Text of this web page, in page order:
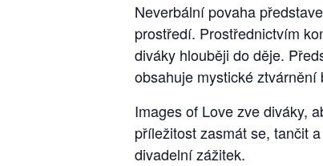
Neverbální povaha
prostředí. Prostřednictvím
diváky hlouběji do děje.
obsahuje mystické
Images of Love zve diváky,
příležitost zasmát se, tančit
divadelní zážitek.